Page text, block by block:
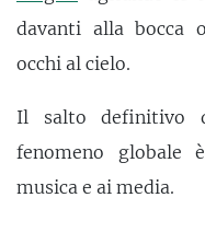
davanti alla bocca
occhi al cielo.
Il salto definitivo
fenomeno globale
musica e ai media.